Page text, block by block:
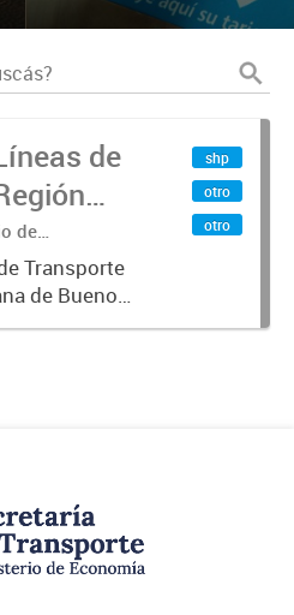
de
de
Transporte
de Buenos
shp
otro
otro